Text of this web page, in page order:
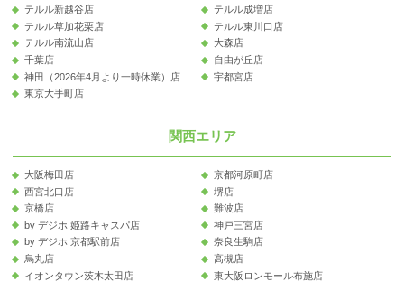
テルル新越谷店
テルル成増店
テルル草加花栗店
テルル東川口店
テルル南流山店
大森店
千葉店
自由が丘店
神田（2026年4月より一時休業）店
宇都宮店
東京大手町店
関西エリア
大阪梅田店
京都河原町店
西宮北口店
堺店
京橋店
難波店
by デジホ 姫路キャスパ店
神戸三宮店
by デジホ 京都駅前店
奈良生駒店
烏丸店
高槻店
イオンタウン茨木太田店
東大阪ロンモール布施店